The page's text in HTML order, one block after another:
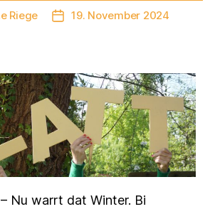
Riege Veröffentlichungsdatum
19. November 2024
Nu warrt dat Winter. Bi